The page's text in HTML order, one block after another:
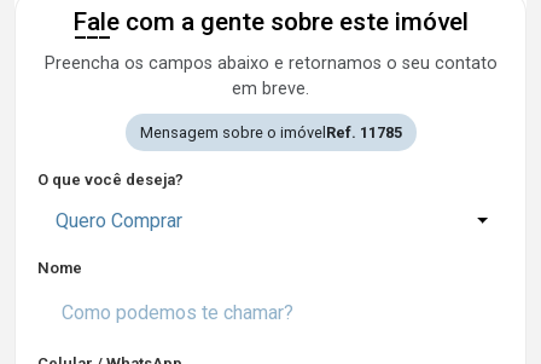
Fale com a gente sobre este imóvel
Preencha os campos abaixo e retornamos o seu contato
em breve.
Mensagem sobre o imóvel Ref. 11785
O que você deseja?
Quero Comprar
Nome